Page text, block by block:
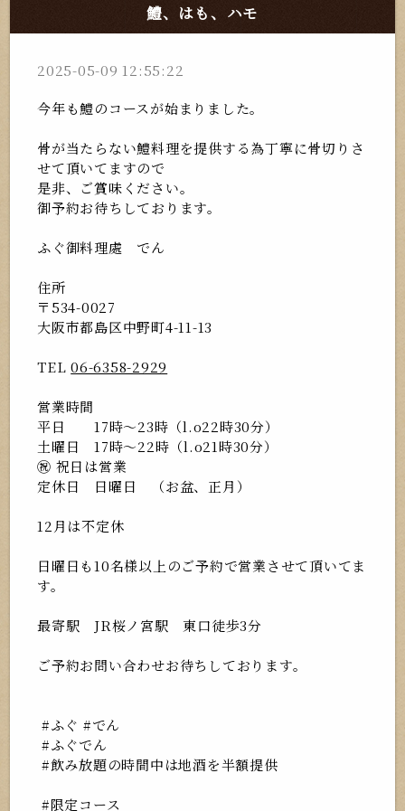
鱧、はも、ハモ
2025-05-09 12:55:22
今年も鱧のコースが始まりました。
骨が当たらない鱧料理を提供する為丁寧に骨切りさ
せて頂いてますので
是非、ご賞味ください。
御予約お待ちしております。
ふぐ御料理處 でん
住所
〒534-0027
大阪市都島区中野町4-11-13
TEL06-6358-2929
営業時間
平日 17時〜23時（l.o22時30分）
土曜日 17時〜22時（l.o21時30分）
㊗️ 祝日は営業
定休日 日曜日 （お盆、正月）
12月は不定休
日曜日も10名様以上のご予約で営業させて頂いてま
す。
最寄駅 JR桜ノ宮駅 東口徒歩3分
ご予約お問い合わせお待ちしております。
#ふぐ #でん
#ふぐでん
#飲み放題の時間中は地酒を半額提供
#限定コース